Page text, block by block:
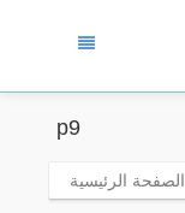
p9
الصفحة الرئيسية